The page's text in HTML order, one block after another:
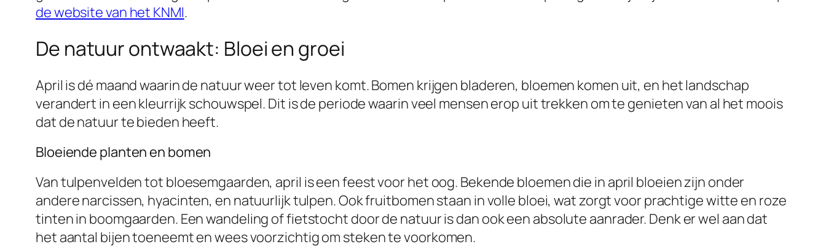
de website van het KNMI.
De natuur ontwaakt: Bloei en groei
April is dé maand waarin de natuur weer tot leven komt. Bomen krijgen bladeren, bloemen komen uit, en het landschap
verandert in een kleurrijk schouwspel. Dit is de periode waarin veel mensen erop uit trekken om te genieten van al het moois
dat de natuur te bieden heeft.
Bloeiende planten en bomen
Van tulpenvelden tot bloesemgaarden, april is een feest voor het oog. Bekende bloemen die in april bloeien zijn onder
andere narcissen, hyacinten, en natuurlijk tulpen. Ook fruitbomen staan in volle bloei, wat zorgt voor prachtige witte en roze
tinten in boomgaarden. Een wandeling of fietstocht door de natuur is dan ook een absolute aanrader. Denk er wel aan dat
het aantal bijen toeneemt en wees voorzichtig om steken te voorkomen.